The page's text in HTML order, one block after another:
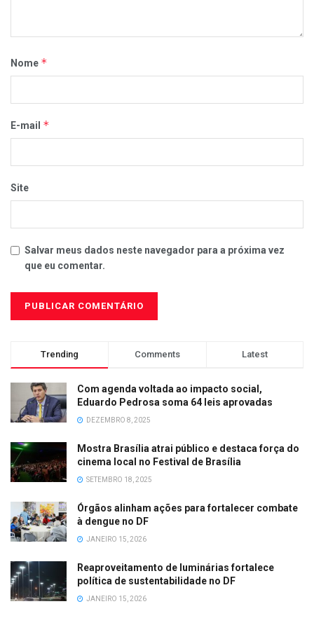
Nome *
E-mail *
Site
Salvar meus dados neste navegador para a próxima vez
que eu comentar.
Trending Comments Latest
Com agenda voltada ao impacto social,
Eduardo Pedrosa soma 64 leis aprovadas
DEZEMBRO 8, 2025
Mostra Brasília atrai público e destaca força do
cinema local no Festival de Brasília
SETEMBRO 18, 2025
Órgãos alinham ações para fortalecer combate
à dengue no DF
JANEIRO 15, 2026
Reaproveitamento de luminárias fortalece
política de sustentabilidade no DF
JANEIRO 15, 2026